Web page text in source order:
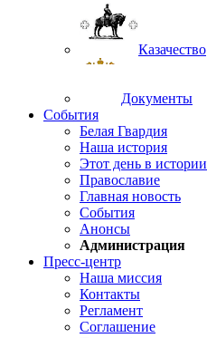
Казачество
Документы
События
Белая Гвардия
Наша история
Этот день в истории
Православие
Главная новость
События
Анонсы
Администрация
Пресс-центр
Наша миссия
Контакты
Регламент
Соглашение